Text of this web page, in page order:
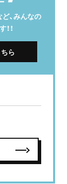
、みんなの
！
ら